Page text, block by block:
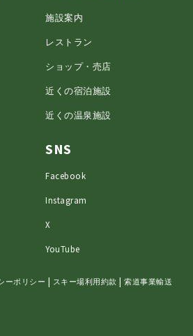
施設案内
レストラン
ショップ・売店
近くの宿泊施設
近くの温泉施設
SNS
Facebook
Instagram
X
YouTube
ーポリシー | スキー場利用約款 | 索道事業輸送